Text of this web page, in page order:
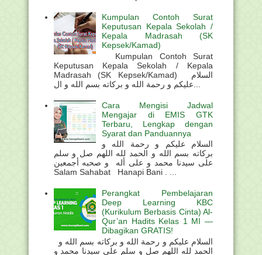
Kumpulan Contoh Surat
Keputusan Kepala Sekolah /
Kepala Madrasah (SK
Kepsek/Kamad)
Kumpulan Contoh Surat
Keputusan Kepala Sekolah / Kepala
Madrasah (SK Kepsek/Kamad) السلام
Cara Mengisi Jadwal
Mengajar di EMIS GTK
Terbaru, Lengkap dengan
Syarat dan Panduannya
السلام عليكم و رحمة الله و
بركاته بسم الله و الحمد لله اللهم صل و سلم
على سيدنا محمد و على أله و صحبه أجمعين
Salam Sahabat Hanapi Bani . ...
Perangkat Pembelajaran
Deep Learning KBC
(Kurikulum Berbasis Cinta) Al-
Qur’an Hadits Kelas 1 MI —
Dibagikan GRATIS!
الحمد لله اللهم صل و سلم على سيدنا محمد و